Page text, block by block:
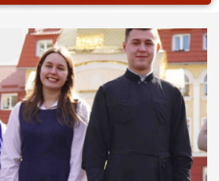
ДУХОВНО СИЛЬНІ!